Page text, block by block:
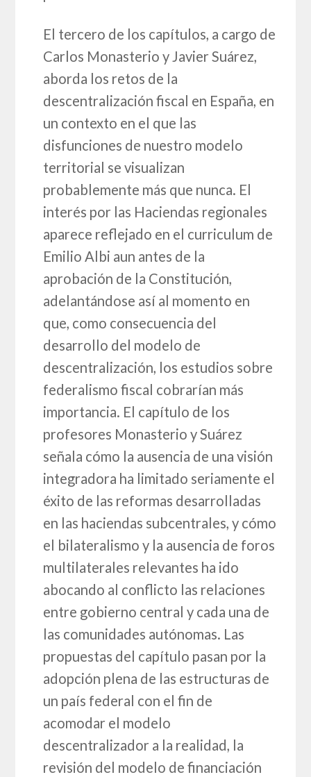
El tercero de los capítulos, a cargo de
Carlos Monasterio y Javier Suárez,
aborda los retos de la
descentralización fiscal en España, en
un contexto en el que las
disfunciones de nuestro modelo
territorial se visualizan
probablemente más que nunca. El
interés por las Haciendas regionales
aparece reflejado en el curriculum de
Emilio Albi aun antes de la
aprobación de la Constitución,
adelantándose así al momento en
que, como consecuencia del
desarrollo del modelo de
descentralización, los estudios sobre
federalismo fiscal cobrarían más
importancia. El capítulo de los
profesores Monasterio y Suárez
señala cómo la ausencia de una visión
integradora ha limitado seriamente el
éxito de las reformas desarrolladas
en las haciendas subcentrales, y cómo
el bilateralismo y la ausencia de foros
multilaterales relevantes ha ido
abocando al conflicto las relaciones
entre gobierno central y cada una de
las comunidades autónomas. Las
propuestas del capítulo pasan por la
adopción plena de las estructuras de
un país federal con el fin de
acomodar el modelo
descentralizador a la realidad, la
revisión del modelo de financiación